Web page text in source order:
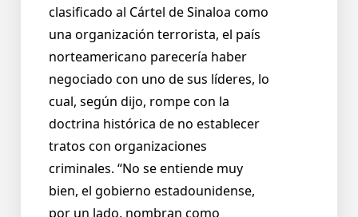
clasificado al Cártel de Sinaloa como
una organización terrorista, el país
norteamericano parecería haber
negociado con uno de sus líderes, lo
cual, según dijo, rompe con la
doctrina histórica de no establecer
tratos con organizaciones
criminales. “No se entiende muy
bien, el gobierno estadounidense,
por un lado, nombran como